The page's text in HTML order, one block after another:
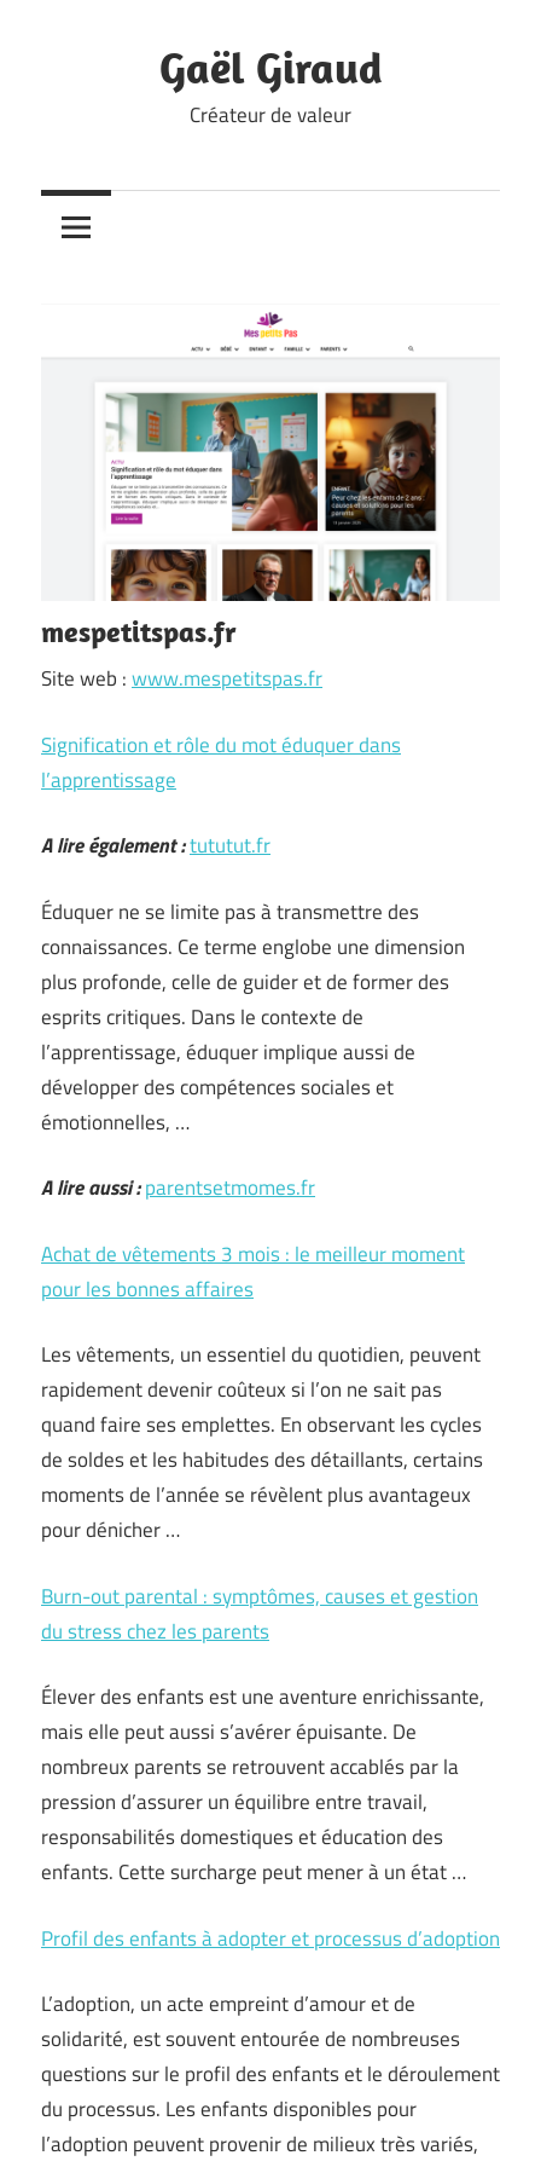
Gaël Giraud
Créateur de valeur
mespetitspas.fr
Site web :www.mespetitspas.fr
Signification et rôle du mot éduquer dans
l’apprentissage
A lire également :tututut.fr
Éduquer ne se limite pas à transmettre des
connaissances. Ce terme englobe une dimension
plus profonde, celle de guider et de former des
esprits critiques. Dans le contexte de
l’apprentissage, éduquer implique aussi de
développer des compétences sociales et
émotionnelles, …
A lire aussi :parentsetmomes.fr
Achat de vêtements 3 mois : le meilleur moment
pour les bonnes affaires
Les vêtements, un essentiel du quotidien, peuvent
rapidement devenir coûteux si l’on ne sait pas
quand faire ses emplettes. En observant les cycles
de soldes et les habitudes des détaillants, certains
moments de l’année se révèlent plus avantageux
pour dénicher …
Burn-out parental : symptômes, causes et gestion
du stress chez les parents
Élever des enfants est une aventure enrichissante,
mais elle peut aussi s’avérer épuisante. De
nombreux parents se retrouvent accablés par la
pression d’assurer un équilibre entre travail,
responsabilités domestiques et éducation des
enfants. Cette surcharge peut mener à un état …
Profil des enfants à adopter et processus d’adoption
L’adoption, un acte empreint d’amour et de
solidarité, est souvent entourée de nombreuses
questions sur le profil des enfants et le déroulement
du processus. Les enfants disponibles pour
l’adoption peuvent provenir de milieux très variés,